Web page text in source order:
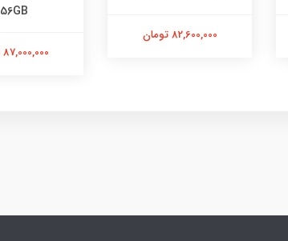
82,600,000 تومان
87,000,000 تومان